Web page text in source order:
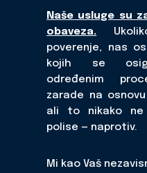
Naše usluge su
obaveza.
poverenje, nas
kojih se
određenim
zarade na
ali to nikako ne
polise — naprotiv.
Mi kao Vaš